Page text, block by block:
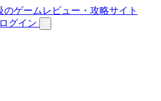
ログイン